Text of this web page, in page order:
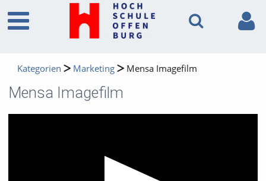
Kategorien Marketing Mensa Imagefilm
Mensa Imagefilm